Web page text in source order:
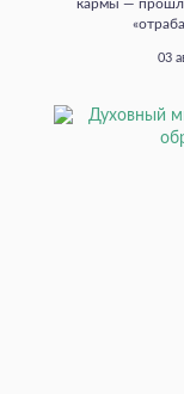
кармы —
03